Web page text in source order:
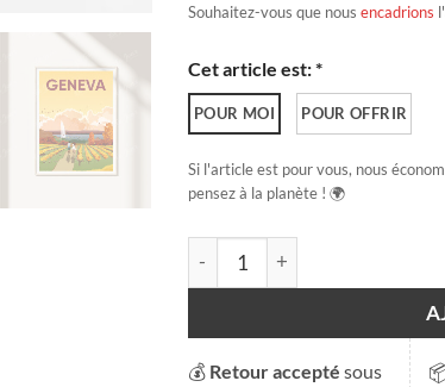
Souhaitez-vous que nous encadrions
Cet article est: *
POUR MOI POUR OFFRIR
Si l'article est pour vous, nous
pensez à la planète ! 🌍
quantité de Automne à Genève
💰 Retour accepté sous